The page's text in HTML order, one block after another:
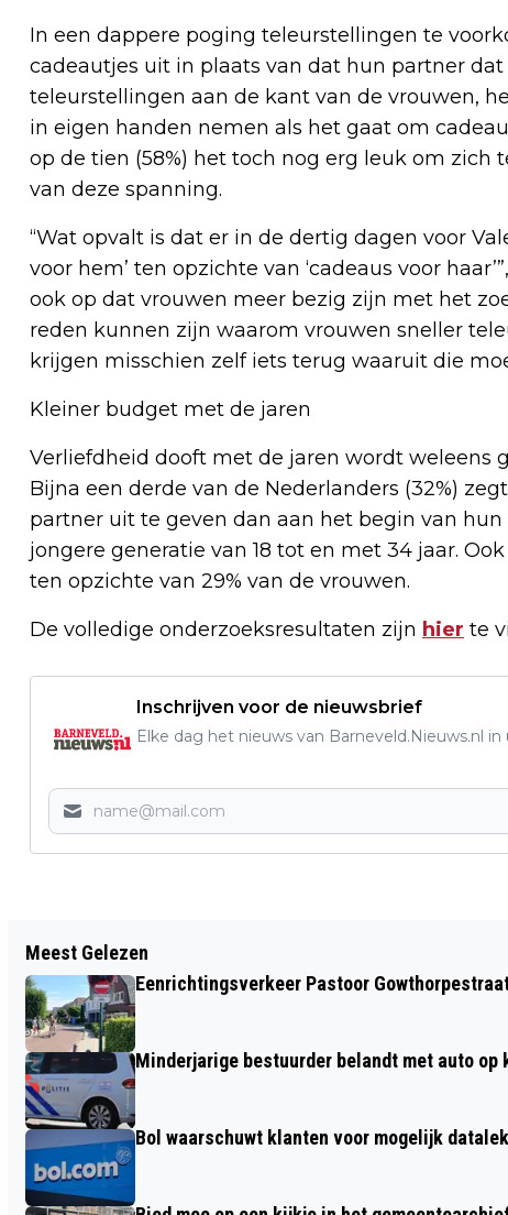
In een dappere poging teleurstellingen te
cadeautjes uit in plaats van dat hun partner
teleurstellingen aan de kant van de vrouwen,
in eigen handen nemen als het gaat om
op de tien (58%) het toch nog erg leuk om zich
van deze spanning.
“Wat opvalt is dat er in de dertig dagen voor
voor hem’ ten opzichte van ‘cadeaus voor
ook op dat vrouwen meer bezig zijn met het
reden kunnen zijn waarom vrouwen sneller
krijgen misschien zelf iets terug waaruit die
Kleiner budget met de jaren
Verliefdheid dooft met de jaren wordt weleens
Bijna een derde van de Nederlanders (32%)
partner uit te geven dan aan het begin van
jongere generatie van 18 tot en met 34 jaar.
ten opzichte van 29% van de vrouwen.
De volledige onderzoeksresultaten zijn hier te
Inschrijven voor de nieuwsbrief
Elke dag het nieuws van Barneveld.Nieuws.nl in
AANPAK ONDERMIJNING IN BARNEVELD
IS GERICHT OP INCIDENTEN
Meest Gelezen
Eenrichtingsverkeer Pastoor
Minderjarige bestuurder belandt met auto op
Bol waarschuwt klanten voor mogelijk datalek